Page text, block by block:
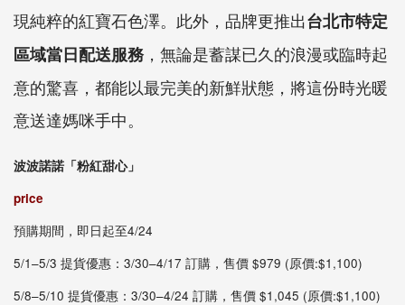
現純粹的紅寶石色澤。此外，品牌更推出台北市特定
區域當日配送服務 ，無論是蓄謀已久的浪漫或臨時起
意的驚喜，都能以最完美的新鮮狀態，將這份時光暖
意送達媽咪手中。
波波諾諾「粉紅甜心」
price
預購期間，即日起至4/24
5/1–5/3 提貨優惠：3/30–4/17 訂購，售價 $979 (原價:$1,100)
5/8–5/10 提貨優惠：3/30–4/24 訂購，售價 $1,045 (原價:$1,100)